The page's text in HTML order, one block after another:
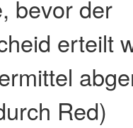
bevor der
erteilt
Red)